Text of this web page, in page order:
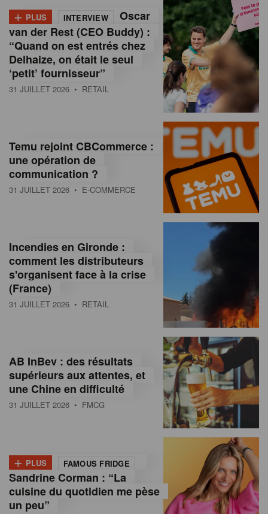
o
n
d
o
M
a
g
n
e
n
o
m
a
+ PLUS INTERVIEW
Oscar
van der Rest (CEO Buddy) :
“Quand on est entrés chez
Delhaize, on était le seul
‘petit’ fournisseur”
31 JUILLET 2026 • RETAIL
Temu rejoint CBCommerce :
une opération de
communication ?
31 JUILLET 2026 • E-COMMERCE
Incendies en Gironde :
comment les distributeurs
s'organisent face à la crise
(France)
31 JUILLET 2026 • RETAIL
AB InBev : des résultats
supérieurs aux attentes, et
une Chine en difficulté
31 JUILLET 2026 • FMCG
+ PLUS FAMOUS FRIDGE
Sandrine Corman : “La
cuisine du quotidien me pèse
un peu”